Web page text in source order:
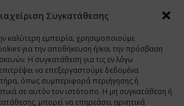
Συγκατάθεσης
καλύτερη εμπειρία, χρησιμοποιούμε
για την αποθήκευση ή/και την πρόσβαση
Η συγκατάθεση για τις εν λόγω
να επεξεργαστούμε δεδομένα
όπως συμπεριφορά περιήγησης ή
σε αυτόν τον ιστότοπο. Η μη συγκατάθεση ή
μπορεί να επηρεάσει αρνητικά
2009 - 2026 © Χαραμή Α.Ε.
• www.HealthExpo.gr • www.YO.gr
• www.eLearning-